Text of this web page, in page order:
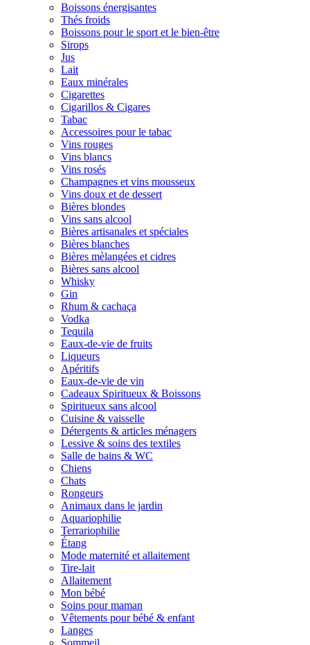
Boissons énergisantes
Thés froids
Boissons pour le sport et le bien-être
Sirops
Jus
Lait
Eaux minérales
Cigarettes
Cigarillos & Cigares
Tabac
Accessoires pour le tabac
Vins rouges
Vins blancs
Vins rosés
Champagnes et vins mousseux
Vins doux et de dessert
Bières blondes
Vins sans alcool
Bières artisanales et spéciales
Bières blanches
Bières mèlangées et cidres
Bières sans alcool
Whisky
Gin
Rhum & cachaça
Vodka
Tequila
Eaux-de-vie de fruits
Liqueurs
Apéritifs
Eaux-de-vie de vin
Cadeaux Spiritueux & Boissons
Spiritueux sans alcool
Cuisine & vaisselle
Détergents & articles ménagers
Lessive & soins des textiles
Salle de bains & WC
Chiens
Chats
Rongeurs
Animaux dans le jardin
Aquariophilie
Terrariophilie
Étang
Mode maternité et allaitement
Tire-lait
Allaitement
Mon bébé
Soins pour maman
Vêtements pour bébé & enfant
Langes
Sommeil